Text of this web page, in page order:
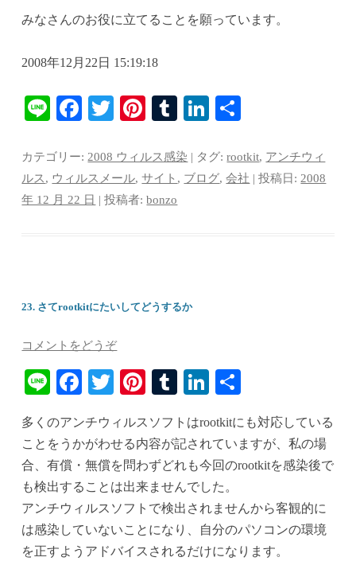
みなさんのお役に立てることを願っています。
2008年12月22日 15:19:18
Li
Fa
bo
ok
T
tte
r
Pi
er
es
t
T
m
bl
r
Li
ed
In
カテゴリー: 2008 ウィルス感染 | タグ:rootkit, アンチウィ
ルス , ウィルスメール,サイト , ブログ,会社 | 投稿日: 2008
年 12 月 22 日 |投稿者:bonzo
23. さてrootkitにたいしてどうするか
コメントをどうぞ
Li
Fa
bo
ok
T
tte
r
Pi
er
es
t
T
m
bl
r
Li
ed
In
有
多くのアンチウィルスソフトはrootkitにも対応している
ことをうかがわせる内容が記されていますが、私の場
合、有償・無償を問わずどれも今回のrootkitを感染後で
も検出することは出来ませんでした。
アンチウィルスソフトで検出されませんから客観的に
は感染していないことになり、自分のパソコンの環境
を正すようアドバイスされるだけになります。